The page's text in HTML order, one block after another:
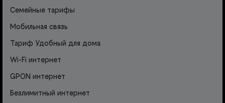
Семейные тарифы
Мобильная связь
Тариф Удобный для дома
Wi-Fi интернет
GPON интернет
Безлимитный интернет